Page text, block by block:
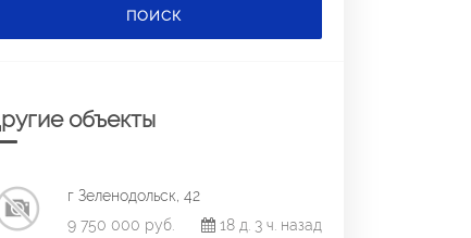
ПОИСК
объекты
г Зеленодольск, 42
9 750 000 руб.
18 д. 3 ч. назад